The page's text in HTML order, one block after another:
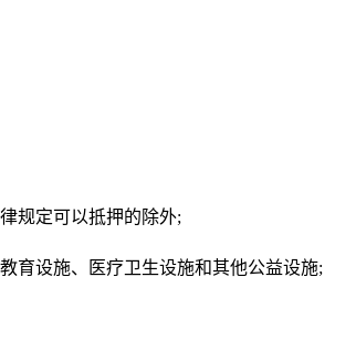
规定可以抵押的除外;
育设施、医疗卫生设施和其他公益设施;